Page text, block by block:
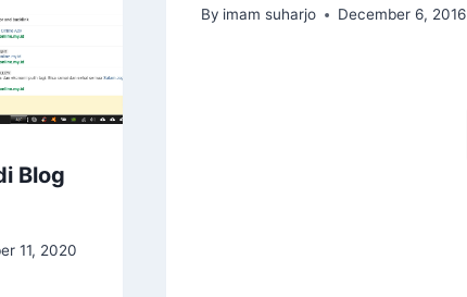
Blog
11, 2020
By imam suharjo December 6, 2016